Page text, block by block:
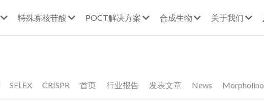
特殊寡核苷酸 POCT解决方案 合成生物 关于我们
SELEX CRISPR 首页 行业报告 发表文章 News Morpholino